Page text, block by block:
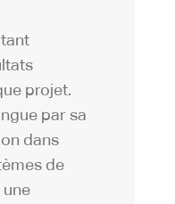
projet.
par sa
dans
de